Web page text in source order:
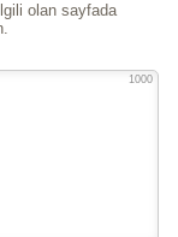
olan sayfada
1000